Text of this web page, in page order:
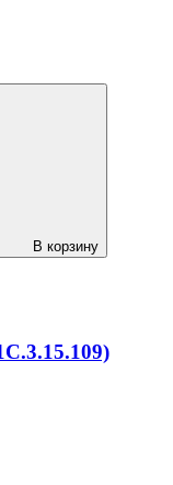
В корзину